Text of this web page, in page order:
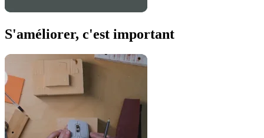
S'améliorer, c'est important